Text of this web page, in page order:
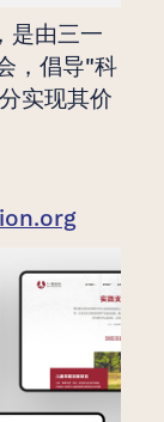
是由三一
，倡导"科
实现其价